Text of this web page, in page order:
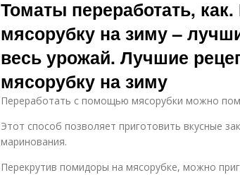
Томаты переработать,
мясорубку на зиму –
весь урожай. Лучшие
мясорубку на зиму
Переработать с помощью мясорубки можно
Этот способ позволяет приготовить вкусные
маринования.
Перекрутив помидоры на мясорубке, можно